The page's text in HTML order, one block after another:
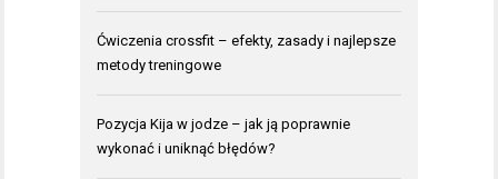
Ćwiczenia crossfit – efekty, zasady i najlepsze
metody treningowe
Pozycja Kija w jodze – jak ją poprawnie
wykonać i uniknąć błędów?